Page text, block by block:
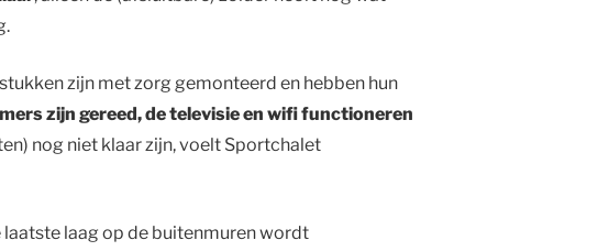
zijn met zorg gemonteerd en hebben hun
zijn gereed, de televisie en wifi functioneren
nog niet klaar zijn, voelt Sportchalet
laatste laag op de buitenmuren wordt